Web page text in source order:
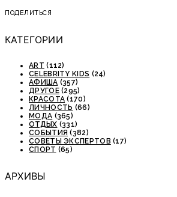
ПОДЕЛИТЬСЯ
КАТЕГОРИИ
ART (112)
CELEBRITY KIDS (24)
АФИША (357)
ДРУГОЕ(295)
КРАСОТА (170)
ЛИЧНОСТЬ (66)
МОДА (365)
ОТДЫХ (331)
СОБЫТИЯ (382)
СОВЕТЫ ЭКСПЕРТОВ (17)
СПОРТ (65)
АРХИВЫ